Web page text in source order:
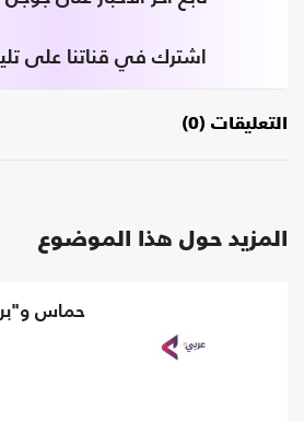
اشترك في قناتنا على
التعليقات (0)
المزيد حول هذا الموضوع
حماس